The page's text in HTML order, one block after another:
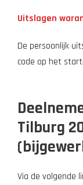
Uitslagen
De persoonlijk
code op het
Tilburg
Via de volgende